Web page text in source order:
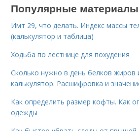
Популярные материалы
Имт 29, что делать. Индекс массы
(калькулятор и таблица)
Ходьба по лестнице для похудения
Сколько нужно в день белков жиров
калькулятор. Расшифровка и
Как определить размер кофты. Как
одежды